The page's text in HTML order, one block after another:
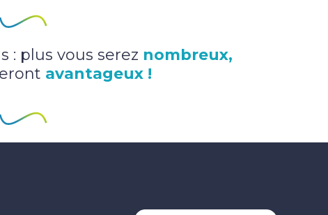
: plus vous serez nombreux,
avantageux !